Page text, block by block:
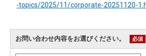
-topics/2025/11/corporate-20251120-
お問い合わせ内容をお選びください。 必須